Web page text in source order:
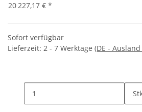
20227,17 € *
Sofort verfügbar
Lieferzeit: 2 - 7 Werktage (DE -